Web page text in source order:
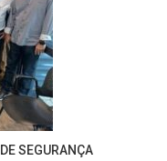
SEGURANÇA